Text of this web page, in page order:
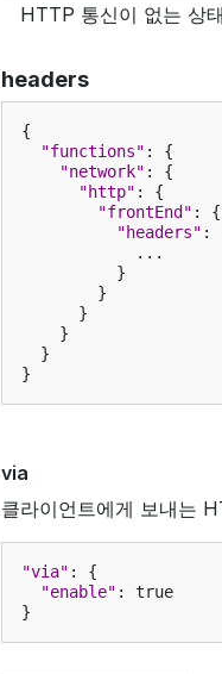
HTTP 통신이 없는 상
headers
{
"functions" :
{
"network" :
{
"http" :
{
"frontEnd" :
{
"headers" :
...
}
}
}
}
}
}
via
클라이언트에게 보내는
"via" :
{
"enable" :
true
}